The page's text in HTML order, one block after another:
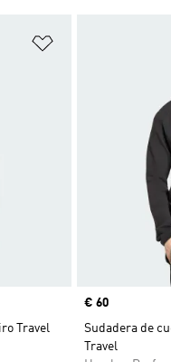
Añadir a la lista
Travel
Precio
€ 60
Sudadera de
Travel